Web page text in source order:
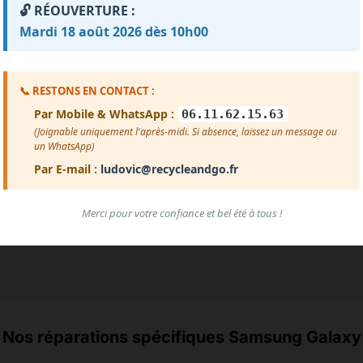
Voir plus d'avis
Nos réparations spécifiques Samsung Galaxy
🔓 RÉOUVERTURE :
Mardi 18 août 2026 dès 10h00
📞 RESTONS EN CONTACT :
Par Mobile & WhatsApp : 06.11.62.15.63
(Joignable uniquement l'après-midi. Si absence, laissez un message ou
un WhatsApp)
Par E-mail : ludovic@recycleandgo.fr
Merci pour votre confiance et bel été à tous !